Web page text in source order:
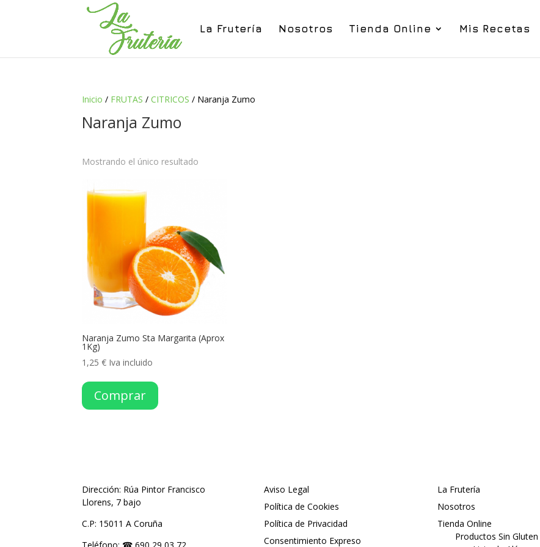
La Frutería Nosotros Tienda Online Mis Recetas
Inicio / FRUTAS /CITRICOS / Naranja Zumo
Naranja Zumo
Mostrando el único resultado
Naranja Zumo Sta Margarita (Aprox
1Kg)
1,25€ Iva incluido
Comprar
Dirección: Rúa Pintor Francisco
Llorens, 7 bajo
C.P: 15011 A Coruña
Aviso Legal
Política de Cookies
Política de Privacidad
Consentimiento Expreso
La Frutería
Nosotros
Tienda Online
Productos Sin Gluten